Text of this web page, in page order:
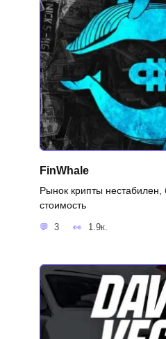
FinWhale
Рынок крипты нестабилен,
стоимость
3 1.9к.